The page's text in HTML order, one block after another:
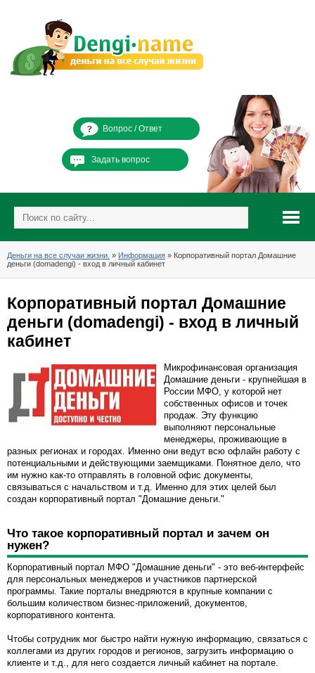
Вопрос / Ответ
Задать вопрос
Деньги на все случаи жизни. » Информация » Корпоративный портал Домашние
деньги (domadengi) - вход в личный кабинет
Корпоративный портал Домашние
деньги (domadengi) - вход в личный
кабинет
Микрофинансовая организация
Домашние деньги - крупнейшая в
России МФО, у которой нет
собственных офисов и точек
продаж. Эту функцию
выполняют персональные
менеджеры, проживающие в
разных регионах и городах. Именно они ведут всю офлайн работу с
потенциальными и действующими заемщиками. Понятное дело, что
им нужно как-то отправлять в головной офис документы,
связываться с начальством и т.д. Именно для этих целей был
создан корпоративный портал "Домашние деньги."
Что такое корпоративный портал и зачем он
нужен?
Корпоративный портал МФО "Домашние деньги" - это веб-интерфейс
для персональных менеджеров и участников партнерской
программы. Такие порталы внедряются в крупные компании с
большим количеством бизнес-приложений, документов,
корпоративного контента.
Чтобы сотрудник мог быстро найти нужную информацию, связаться с
коллегами из других городов и регионов, загрузить информацию о
клиенте и т.д., для него создается личный кабинет на портале.